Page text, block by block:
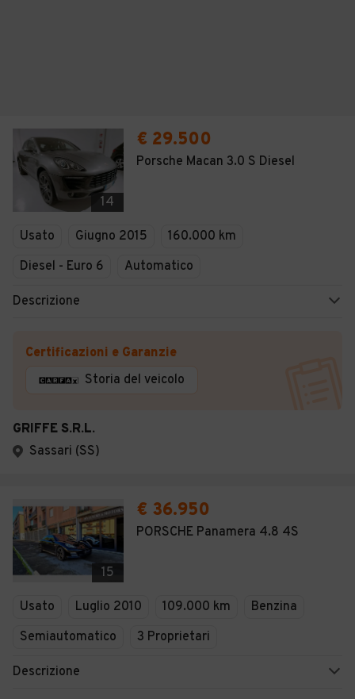
14
€ 29.500
Porsche Macan 3.0 S Diesel
Usato Giugno 2015
160.000 km
Diesel - Euro 6
Automatico
Descrizione
Certificazioni e Garanzie
Storia del veicolo
GRIFFE S.R.L.
Sassari (SS)
15
€ 36.950
PORSCHE Panamera 4.8 4S
Usato Luglio 2010 109.000 km
Benzina
Semiautomatico
3 Proprietari
Descrizione